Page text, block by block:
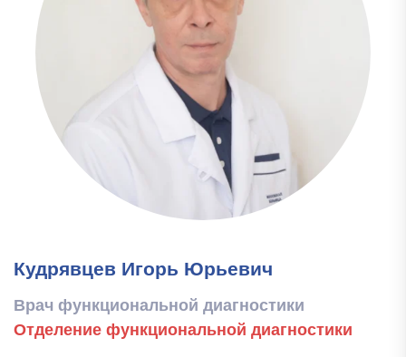
Кудрявцев Игорь Юрьевич
Врач функциональной диагностики
Отделение функциональной диагностики